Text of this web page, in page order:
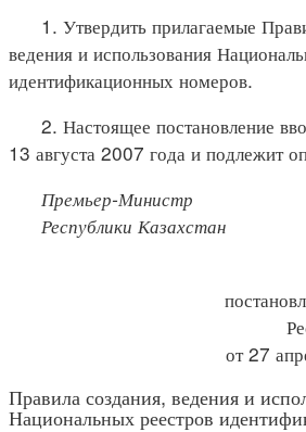
1. Утвердить прилагаемые
ведения и использования
идентификационных номеров.
2. Настоящее постановление
13 августа 2007 года и подлежит
Премьер-Министр
Республики Казахстан
от 27
Правила создания, ведения и
Национальных реестров